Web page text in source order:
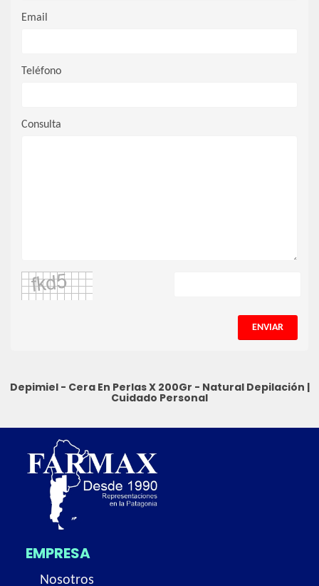
Email
Teléfono
Consulta
ENVIAR
Depimiel - Cera En Perlas X 200Gr - Natural Depilación |
Cuidado Personal
EMPRESA
Nosotros